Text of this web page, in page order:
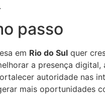
passo
em Rio do Sul quer
a presença digital,
autoridade nas
mais oportunidades